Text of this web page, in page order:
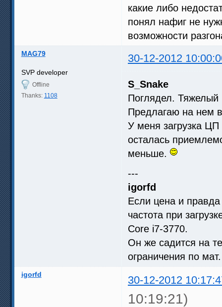
какие либо
понял нафиг не
возможности
MAG79 30-12-2012
SVP developer
Offline
Thanks: 1108
S_Snake
Поглядел. Тяжелый
Предлагаю на нем
У меня загрузка ЦП
осталась
меньше.
---
igorfd
Если цена и правда
частота при
Core i7-3770.
Он же садится на
ограничения по
igorfd 30-12-2012
10:19:21)